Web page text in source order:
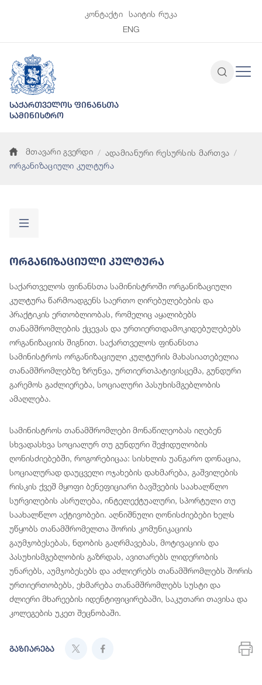
კონტაქტი
საიტის რუკა
ENG
საქართველოს ფინანსთა
სამინისტრო
მთავარი გვერდი
ადამიანური რესურსის მართვა
ორგანიზაციული კულტურა
Ორგანიზაციული Კულტურა
საქართველოს ფინანსთა სამინისტროში ორგანიზაციული
კულტურა წარმოადგენს საერთო ღირებულებების და
პრაქტიკის ერთობლიობას, რომელიც აყალიბებს
თანამშრომლების ქცევას და ურთიერთდამოკიდებულებებს
ორგანიზაციის შიგნით. საქართველოს ფინანსთა
სამინისტროს ორგანიზაციული კულტურის მახასიათებელია
თანამშრომლებზე ზრუნვა, ურთიერთპატივისცემა, გუნდური
გარემოს გაძლიერება, სოციალური პასუხისმგებლობის
ამაღლება.
სამინისტროს თანამშრომლები მონაწილეობას იღებენ
სხვადასხვა სოციალურ თუ გუნდური შეჭიდულობის
ღონისძიებებში, როგორებიცაა: სისხლის უანგარო დონაცია,
სოციალურად დაუცველი ოჯახების დახმარება, გაშვილების
რისკის ქვეშ მყოფი ბენეფიციარი ბავშვების საახალწლო
სურვილების ასრულება, ინტელექტუალური, სპორტული თუ
საახალწლო აქტივობები. აღნიშნული ღონისძიებები ხელს
უწყობს თანამშრომელთა შორის კომუნიკაციის
გაუმჯობესებას, ნდობის გაღრმავებას, მოტივაციის და
პასუხისმგებლობის გაზრდას, ავითარებს ლიდერობის
უნარებს, აუმჯობესებს და აძლიერებს თანამშრომლებს შორის
ურთიერთობებს, ეხმარება თანამშრომლებს სუსტი და
ძლიერი მხარეების იდენტიფიცირებაში, საკუთარი თავისა და
კოლეგების უკეთ შეცნობაში.
გაზიარება